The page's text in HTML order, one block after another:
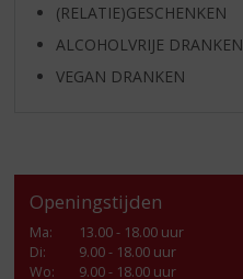
(RELATIE)GESCHENKEN
ALCOHOLVRIJE DRANKEN
VEGAN DRANKEN
Openingstijden
Ma:
13.00 - 18.00 uur
Di:
9.00 - 18.00 uur
Wo:
9.00 - 18.00 uur